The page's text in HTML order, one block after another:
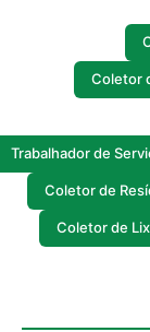
Coletor
Trabalhador de
Coletor de
Coletor de